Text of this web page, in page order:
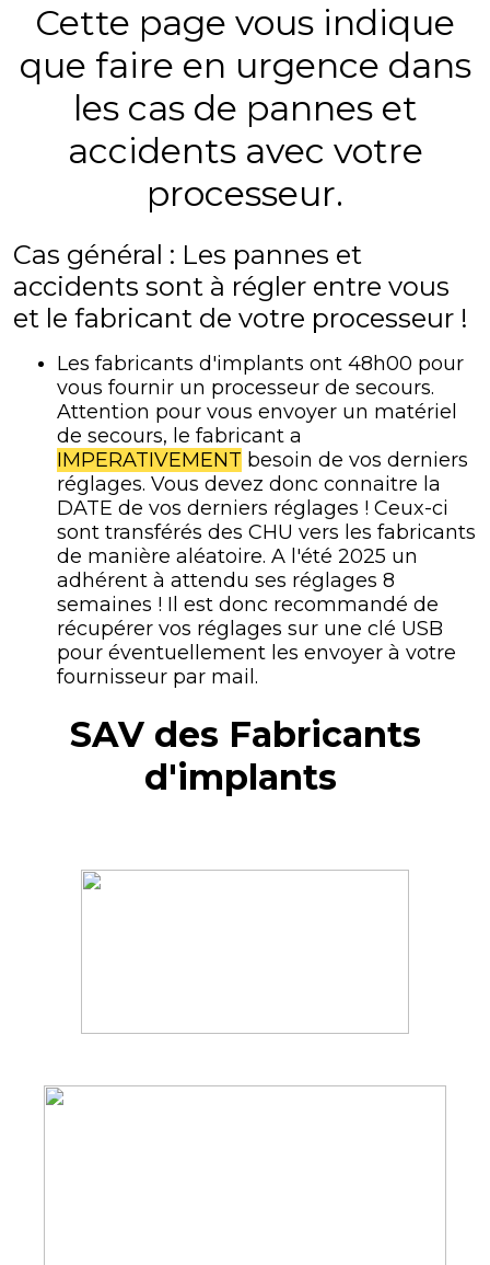
Cette page vous indique
que faire en urgence dans
les cas de pannes et
accidents avec votre
processeur.
Cas général : Les pannes et
accidents sont à régler entre vous
et le fabricant de votre processeur !
Les fabricants d'implants ont 48h00 pour
vous fournir un processeur de secours.
Attention pour vous envoyer un matériel
de secours, le fabricant a
IMPERATIVEMENT besoin de vos derniers
réglages. Vous devez donc connaitre la
DATE de vos derniers réglages ! Ceux-ci
sont transférés des CHU vers les fabricants
de manière aléatoire. A l'été 2025 un
adhérent à attendu ses réglages 8
semaines ! Il est donc recommandé de
récupérer vos réglages sur une clé USB
pour éventuellement les envoyer à votre
fournisseur par mail.
SAV des Fabricants
d'implants